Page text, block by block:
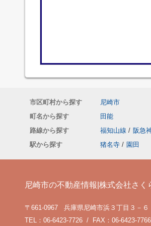
市区町村から探す
尼崎市
町名から探す
田能
路線から探す
福知山線 / 阪急
駅から探す
猪名寺 / 園田
尼崎市の不動産情報|株式会社さく
〒661-0967 兵庫県尼崎市浜３丁目３－６
TEL：06-6423-7726 / FAX：06-6423-7766